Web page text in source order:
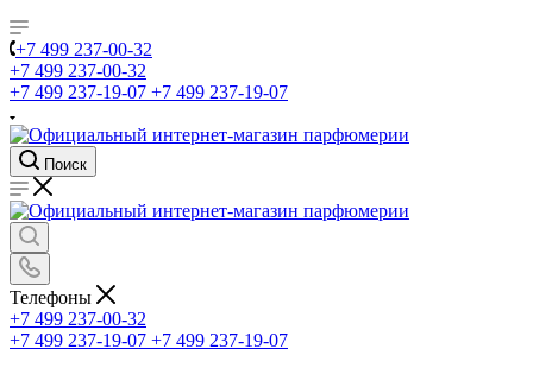
+7 499 237-00-32
+7 499 237-00-32
+7 499 237-19-07 +7 499 237-19-07
Поиск
Телефоны
+7 499 237-00-32
+7 499 237-19-07 +7 499 237-19-07